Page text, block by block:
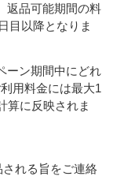
返品可能期間の料
目以降となりま
ーン期間中にどれ
用料金には最大1
算に反映されま
れる旨をご連絡